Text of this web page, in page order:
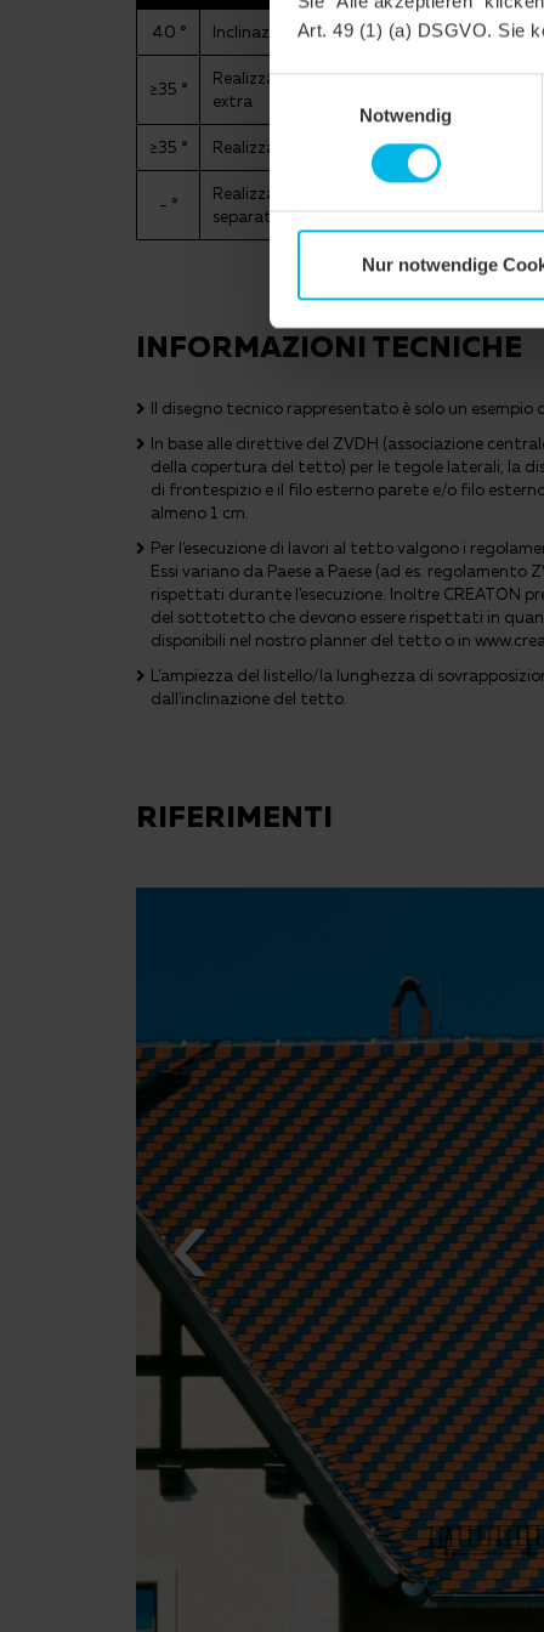
Art. 49 (1) (a) DSGVO. Sie
Einwilligungsauswahl
Notwendig
Nur notwendige
40 ° Inclinazione tetto regolare (A)
≥35 °
Realizzazione di un sottotetto resistente
extra
≥35 ° Realizzazione di un sottotetto con
- °
Realizzazione di un sottotetto con
separate, prodotti CREATON possibili:
INFORMAZIONI TECNICHE
Il disegno tecnico rappresentato è solo un esempio
In base alle direttive del ZVDH (associazione
della copertura del tetto) per le tegole laterali, la
di frontespizio e il filo esterno parete e/o filo
almeno 1 cm.
Per l'esecuzione di lavori al tetto valgono i
Essi variano da Paese a Paese (ad es. regolamento
rispettati durante l'esecuzione. Inoltre CREATON
del sottotetto che devono essere rispettati in
disponibili nel nostro planner del tetto o in
L'ampiezza del listello/la lunghezza di
dall'inclinazione del tetto.
RIFERIMENTI